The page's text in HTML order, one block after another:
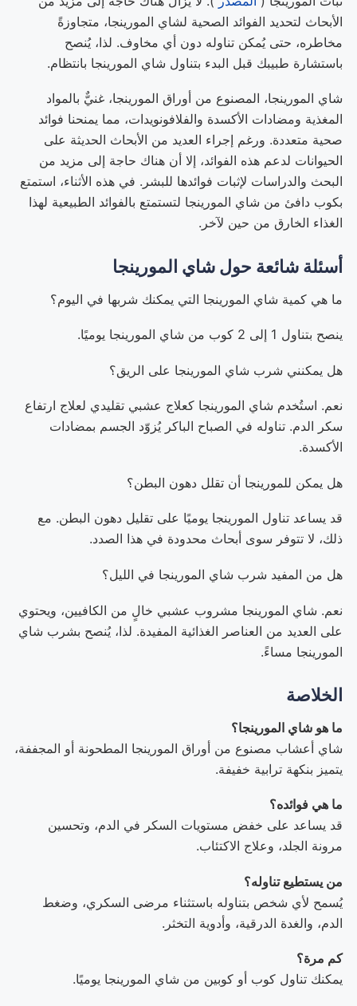
الأبحاث لتحديد الفوائد الصحية لشاي المورينجا، متجاوزةً
مخاطره، حتى يُمكن تناوله دون أي مخاوف. لذا، يُنصح
باستشارة طبيبك قبل البدء بتناول شاي المورينجا بانتظام.
شاي المورينجا، المصنوع من أوراق المورينجا، غنيٌّ بالمواد
المغذية ومضادات الأكسدة والفلافونويدات، مما يمنحنا فوائد
صحية متعددة. ورغم إجراء العديد من الأبحاث الحديثة على
الحيوانات لدعم هذه الفوائد، إلا أن هناك حاجة إلى مزيد من
البحث والدراسات لإثبات فوائدها للبشر. في هذه الأثناء، استمتع
بكوب دافئ من شاي المورينجا لتستمتع بالفوائد الطبيعية لهذا
الغذاء الخارق من حين لآخر.
أسئلة شائعة حول شاي المورينجا
ما هي كمية شاي المورينجا التي يمكنك شربها في اليوم؟
ينصح بتناول 1 إلى 2 كوب من شاي المورينجا يوميًا.
هل يمكنني شرب شاي المورينجا على الريق؟
نعم. استُخدم شاي المورينجا كعلاج عشبي تقليدي لعلاج ارتفاع
سكر الدم. تناوله في الصباح الباكر يُزوّد ​​الجسم بمضادات
الأكسدة.
هل يمكن للمورينجا أن تقلل دهون البطن؟
قد يساعد تناول المورينجا يوميًا على تقليل دهون البطن. مع
ذلك، لا تتوفر سوى أبحاث محدودة في هذا الصدد.
هل من المفيد شرب شاي المورينجا في الليل؟
نعم. شاي المورينجا مشروب عشبي خالٍ من الكافيين، ويحتوي
على العديد من العناصر الغذائية المفيدة. لذا، يُنصح بشرب شاي
المورينجا مساءً.
الخلاصة
ما هو شاي المورينجا؟
شاي أعشاب مصنوع من أوراق المورينجا المطحونة أو المجففة،
يتميز بنكهة ترابية خفيفة.
ما هي فوائده؟
قد يساعد على خفض مستويات السكر في الدم، وتحسين
مرونة الجلد، وعلاج الاكتئاب.
من يستطيع تناوله؟
يُسمح لأي شخص بتناوله باستثناء مرضى السكري، وضغط
الدم، والغدة الدرقية، وأدوية التخثر.
كم مرة؟
يمكنك تناول كوب أو كوبين من شاي المورينجا يوميًا.